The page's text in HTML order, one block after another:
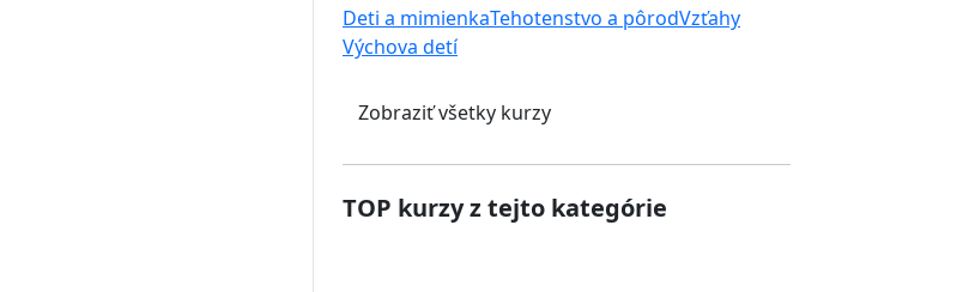
Deti a mimienkaTehotenstvo a pôrodVzťahy
Výchova detí
Zobraziť všetky kurzy
TOP kurzy z tejto kategórie